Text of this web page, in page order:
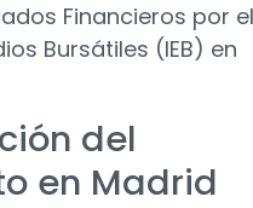
Financieros por el
Bursátiles (IEB) en
del
en Madrid